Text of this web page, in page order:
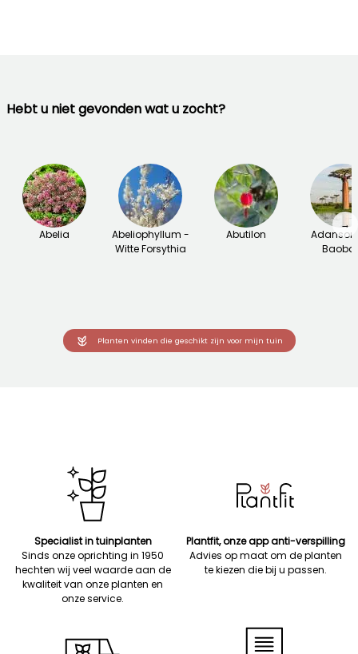
Hebt u niet gevonden wat u zocht?
Abelia
Abeliophyllum -
Witte Forsythia
Abutilon
→
Planten vinden die geschikt zijn voor mijn tuin
Specialist in tuinplanten
Sinds onze oprichting in 1950
hechten wij veel waarde aan de
kwaliteit van onze planten en
onze service.
Plantfit, onze app anti-verspilling
Advies op maat om de planten
te kiezen die bij u passen.